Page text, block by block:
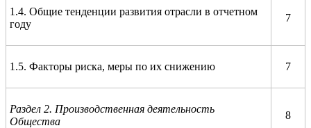
1.4. Общие тенденции развития отрасли в отчетном
году
7
1.5. Факторы риска, меры по их снижению 7
Раздел 2. Производственная деятельность
Общества
8